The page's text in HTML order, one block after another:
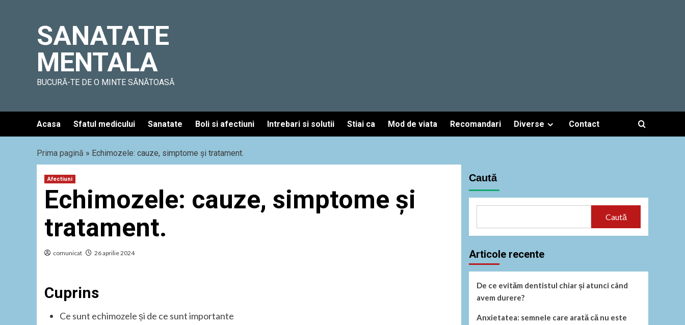
SANATATE
MENTALA
BUCURĂ-TE DE O MINTE SĂNĂTOASĂ
Acasa Sfatul medicului Sanatate Boli si afectiuni Intrebari si solutii Stiai ca Mod de viata Recomandari Diverse Contact
Prima pagină » Echimozele: cauze, simptome și tratament.
Afectiuni
Echimozele: cauze, simptome și
tratament.
comunicat 26 aprilie 2024
Cuprins
Ce sunt echimozele și de ce sunt importante
Caută
Caută
Articole recente
De ce evităm dentistul chiar și atunci când
avem durere?
Anxietatea: semnele care arată că nu este